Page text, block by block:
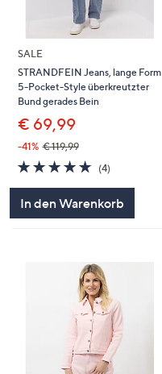
SALE
STRANDFEIN Jeans, lange Form
5-Pocket-Style überkreutzter
Bund gerades Bein
€ 69,99
-41% € 119,99
5.0
von
5
(4)
In den Warenkorb